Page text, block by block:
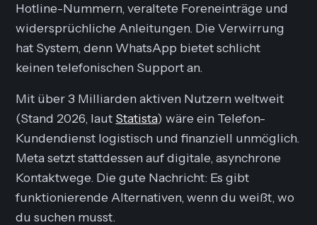
Hotline-Nummern, veraltete Foreneinträge und
widersprüchliche Anleitungen. Die Verwirrung
hat System, denn WhatsApp bietet schlicht
keinen telefonischen Support an.
Mit über 3 Milliarden aktiven Nutzern weltweit
(Stand 2026, laut Statista) wäre ein Telefon-
Kundendienst logistisch und finanziell unmöglich.
Meta setzt stattdessen auf digitale, asynchrone
Kontaktwege. Die gute Nachricht: Es gibt
funktionierende Alternativen, wenn du weißt, wo
du suchen musst.